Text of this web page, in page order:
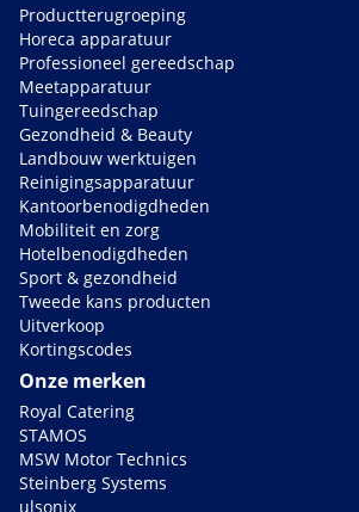
Productterugroeping
Horeca apparatuur
Professioneel gereedschap
Meetapparatuur
Tuingereedschap
Gezondheid & Beauty
Landbouw werktuigen
Reinigingsapparatuur
Kantoorbenodigdheden
Mobiliteit en zorg
Hotelbenodigdheden
Sport & gezondheid
Tweede kans producten
Uitverkoop
Kortingscodes
Onze merken
Royal Catering
STAMOS
MSW Motor Technics
Steinberg Systems
ulsonix